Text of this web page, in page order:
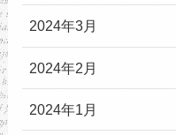
2024年3月
2024年2月
2024年1月